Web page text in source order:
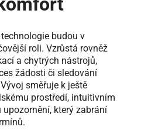
budou v
roli. Vzrůstá rovněž
a chytrých nástrojů,
žádosti či sledování
směřuje k ještě
prostředí, intuitivním
který zabrání